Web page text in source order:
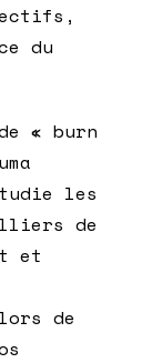
du
« burn
les
de
et
de